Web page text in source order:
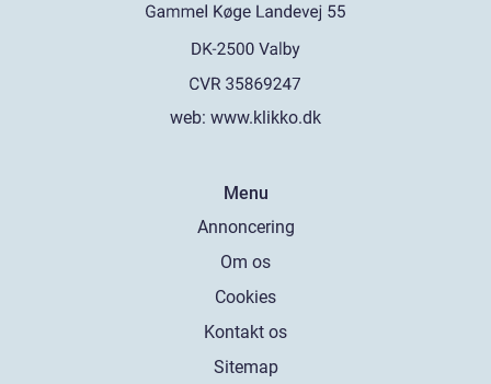
web: www.klikko.dk
Menu
Annoncering
Om os
Cookies
Kontakt os
Sitemap